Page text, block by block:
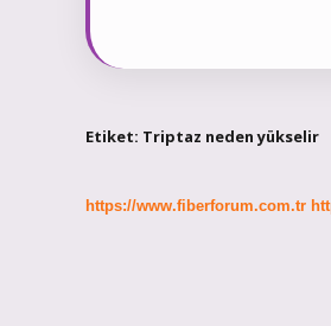
Etiket: Triptaz neden yükselir
https://www.fiberforum.com.tr